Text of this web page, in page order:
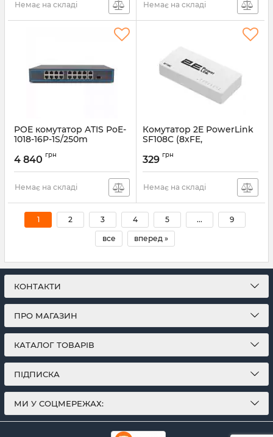
Немає на складі Немає на складі
POE комутатор ATIS PoE-
1018-16P-1S/250m
4 840 грн
Немає на складі
Комутатор 2E PowerLink
SF108C (8xFE,
Артикул:
329 грн
Немає на складі
1 2 3 4 5 ... 9
все вперед »
КОНТАКТИ
ПРО МАГАЗИН
КАТАЛОГ ТОВАРІВ
ПІДПИСКА
МИ У СОЦМЕРЕЖАХ: